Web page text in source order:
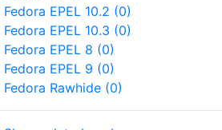
Fedora EPEL 10.2 (0)
Fedora EPEL 10.3 (0)
Fedora EPEL 8 (0)
Fedora EPEL 9 (0)
Fedora Rawhide (0)